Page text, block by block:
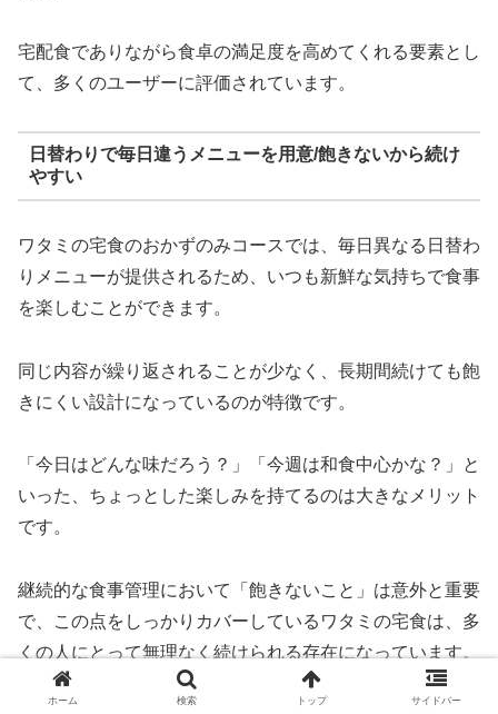
宅配食でありながら食卓の満足度を高めてくれる要素とし
て、多くのユーザーに評価されています。
日替わりで毎日違うメニューを用意/飽きないから続け
やすい
ワタミの宅食のおかずのみコースでは、毎日異なる日替わ
りメニューが提供されるため、いつも新鮮な気持ちで食事
を楽しむことができます。
同じ内容が繰り返されることが少なく、長期間続けても飽
きにくい設計になっているのが特徴です。
「今日はどんな味だろう？」「今週は和食中心かな？」と
いった、ちょっとした楽しみを持てるのは大きなメリット
です。
継続的な食事管理において「飽きないこと」は意外と重要
で、この点をしっかりカバーしているワタミの宅食は、多
くの人にとって無理なく続けられる存在になっています。
ホーム 検索 トップ サイドバー